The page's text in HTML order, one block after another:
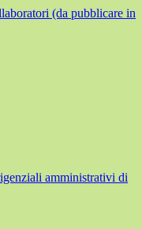
(da pubblicare in
amministrativi di